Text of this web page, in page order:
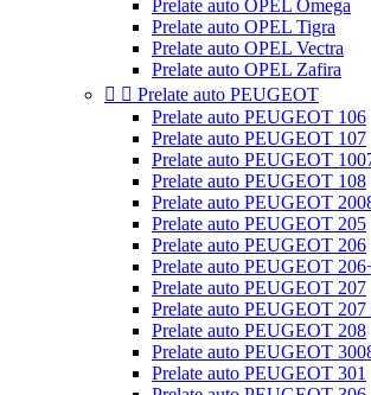
Prelate auto OPEL Omega
Prelate auto OPEL Tigra
Prelate auto OPEL Vectra
Prelate auto OPEL Zafira
  Prelate auto PEUGEOT
Prelate auto PEUGEOT 106
Prelate auto PEUGEOT 107
Prelate auto PEUGEOT
Prelate auto PEUGEOT 108
Prelate auto PEUGEOT
Prelate auto PEUGEOT 205
Prelate auto PEUGEOT 206
Prelate auto PEUGEOT
Prelate auto PEUGEOT 207
Prelate auto PEUGEOT 207
Prelate auto PEUGEOT 208
Prelate auto PEUGEOT
Prelate auto PEUGEOT 301